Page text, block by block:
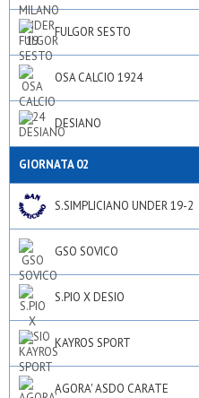
FULGOR SESTO
OSA CALCIO 1924
DESIANO
GIORNATA 02
S.SIMPLICIANO UNDER 19-2
GSO SOVICO
S.PIO X DESIO
KAYROS SPORT
AGORA' ASDO CARATE